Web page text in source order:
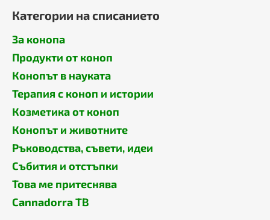
Категории на списанието
За конопа
Продукти от коноп
Конопът в науката
Терапия с коноп и истории
Козметика от коноп
Конопът и животните
Ръководства, съвети, идеи
Събития и отстъпки
Това ме притеснява
Cannadorra ТВ